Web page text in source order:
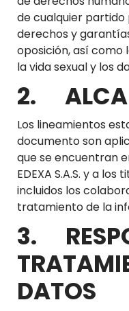
de cualquier
derechos y
oposición, así como
la vida sexual y los
2.
Los lineamientos
documento son
que se encuentran
EDEXA S.A.S. y a
incluidos los
tratamiento de la
3.
DATOS